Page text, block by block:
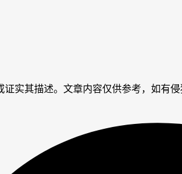
其描述。文章内容仅供参考，如有侵